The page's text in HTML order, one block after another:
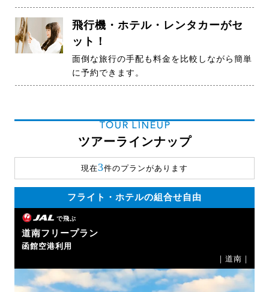
飛行機・ホテル・レンタカーがセ
ット！
面倒な旅行の手配も料金を比較しながら簡単
に予約できます。
TOUR LINEUP
ツアーラインナップ
現在3件のプランがあります
フライト・ホテルの組合せ自由
で飛ぶ
道南フリープラン
函館空港利用
｜道南｜